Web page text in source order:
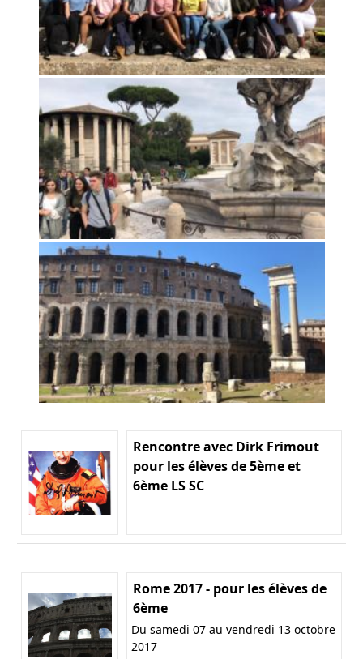
Rencontre avec Dirk Frimout
pour les élèves de 5ème et
6ème LS SC
Rome 2017 - pour les élèves de
6ème
Du samedi 07 au vendredi 13 octobre
2017